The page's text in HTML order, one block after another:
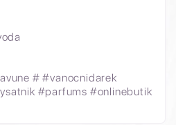
# #vanocnidarek
#parfums #onlinebutik